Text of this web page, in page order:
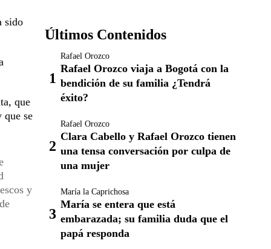
sido
que
que se
y
Últimos Contenidos
Rafael Orozco
Rafael Orozco viaja a Bogotá con la
bendición de su familia ¿Tendrá
éxito?
Rafael Orozco
Clara Cabello y Rafael Orozco tienen
una tensa conversación por culpa de
una mujer
María la Caprichosa
María se entera que está
embarazada; su familia duda que el
papá responda